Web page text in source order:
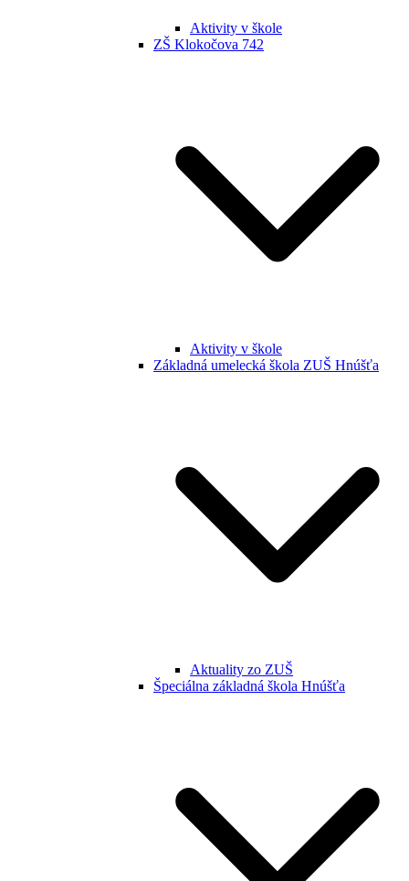
Aktivity v škole
ZŠ Klokočova 742
Aktivity v škole
Základná umelecká škola ZUŠ Hnúšťa
Aktuality zo ZUŠ
Špeciálna základná škola Hnúšťa